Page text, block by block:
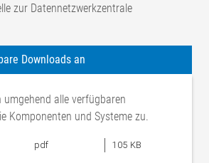
zur Datennetzwerkzentrale
Downloads an
umgehend alle verfügbaren
Komponenten und Systeme zu.
pdf 105 KB